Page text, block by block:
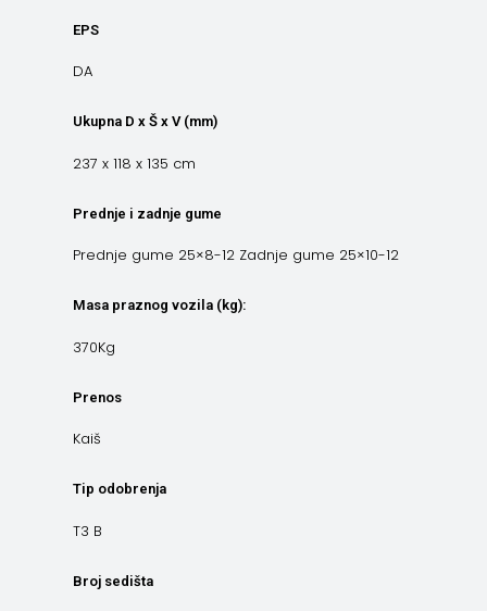
EPS
DA
Ukupna D x Š x V (mm)
237 x 118 x 135 cm
Prednje i zadnje gume
Prednje gume 25×8-12 Zadnje gume 25×10-12
Masa praznog vozila (kg):
370Kg
Prenos
Kaiš
Tip odobrenja
T3 B
Broj sedišta